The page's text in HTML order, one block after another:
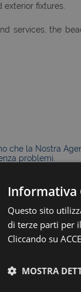
fixtures.
services, the
che la Nostra
problemi.
elemento
Informativa
Questo sito
di terze parti per
Cliccando su
MOSTRA